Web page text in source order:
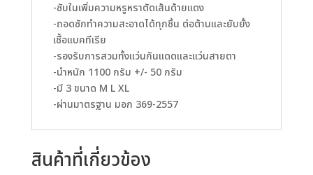
-ซับในเพิ่มความหรูหราตัดเส้นด้ายแดง
-ถอดซักทำความสะอาดได้ทุกชิ้น ต่อต้านและยับยั้ง
เชื้อแบคทีเรีย
-รองรับการสวมทั้งแว่นกันแดดและแว่นสายตา
-นำหนัก 1100 กรัม +/- 50 กรัม
-มี 3 ขนาด M L XL
-ผ่านมาตรฐาน มอก 369-2557
สินค้าที่เกี่ยวข้อง